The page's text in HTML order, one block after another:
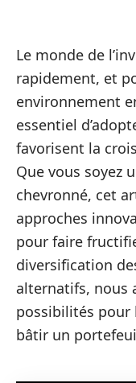
Le monde de
rapidement, et
environnement
essentiel
favorisent la
Que vous soyez
chevronné, cet
approches
pour faire
diversification
alternatifs, nous
possibilités pour
bâtir un